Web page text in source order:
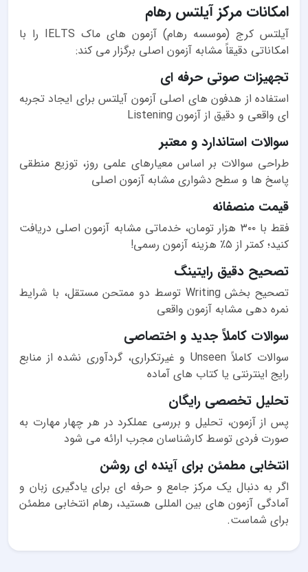
امکانات مرکز آیلتس رهام
آیلتس کرج (موسسه رهام) آزمون های ماک IELTS را با
امکاناتی دقیقاً مشابه آزمون اصلی برگزار می کند:
تجهیزات صوتی حرفه ای
استفاده از هدفون های اصلی آزمون آیلتس برای ایجاد تجربه
ای واقعی و دقیق از آزمون Listening
سوالات استاندارد و معتبر
طراحی سوالات بر اساس معیارهای علمی روز، توزیع منطقی
پاسخ ها و سطح دشواری مشابه آزمون اصلی
قیمت منصفانه
فقط با ۳۰۰ هزار تومان، خدماتی مشابه آزمون اصلی دریافت
کنید؛ کمتر از ۵٪ هزینه آزمون رسمی!
تصحیح دقیق رایتینگ
تصحیح بخش Writing توسط دو ممتحن مستقل، با شرایط
نمره دهی مشابه آزمون واقعی
سوالات کاملاً جدید و اختصاصی
سوالات کاملاً Unseen و غیرتکراری، گردآوری نشده از منابع
رایج اینترنتی یا کتاب های آماده
تحلیل تخصصی رایگان
پس از آزمون، تحلیل و بررسی عملکرد در هر چهار مهارت به
صورت فردی توسط کارشناسان مجرب ارائه می شود
انتخابی مطمئن برای آینده ای روشن
اگر به دنبال یک مرکز جامع و حرفه ای برای یادگیری زبان و
آمادگی آزمون های بین المللی هستید، رهام انتخابی مطمئن
برای شماست.